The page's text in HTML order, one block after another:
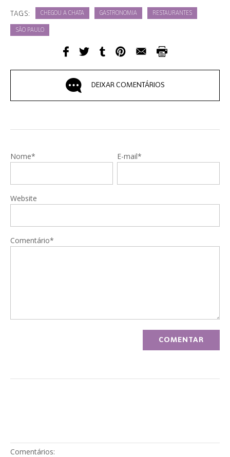
TAGS: CHEGOU A CHATA GASTRONOMIA RESTAURANTES
SÃO PAULO
DEIXAR COMENTÁRIOS
Nome* E-mail*
Website
Comentário*
Comentários: